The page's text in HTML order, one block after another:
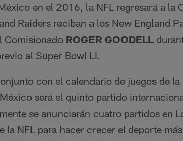
en el 2016, la NFL regresará a la
Raiders reciban a los New England
Comisionado ROGER GOODELL
al Super Bowl LI.
con el calendario de juegos de la
será el quinto partido
se anunciarán cuatro partidos en
NFL para hacer crecer el deporte